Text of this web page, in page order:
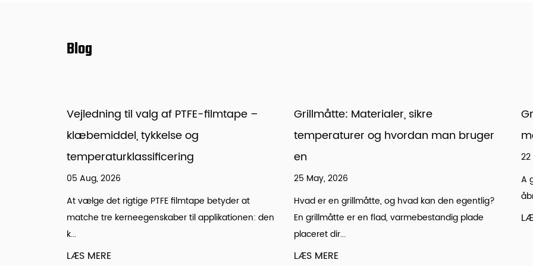
Blog
Grillmåtte: Materialer, sikre
temperaturer og hvordan man bruger
en
25 May, 2026
Hvad er en grillmåtte, og hvad kan den egentlig?
En grillmåtte er en flad, varmebestandig plade
LÆS MERE
Grillmesh-taske: Rustfrit stål til succes
med små fødevarer
A grillnetpose i rustfrit stål med 3 mm sekskantede
åbninger er det mest effektive værktøj til at grill...
LÆS MERE